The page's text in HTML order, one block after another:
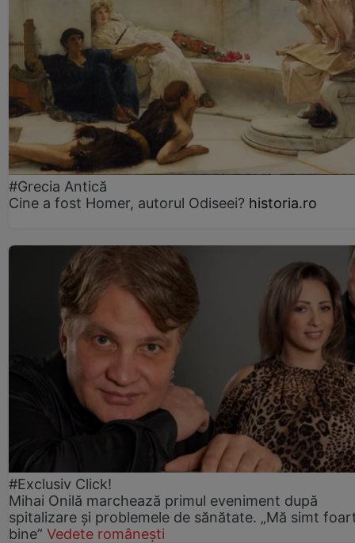
#Grecia Antică
Cine a fost Homer, autorul Odiseei? historia.ro
#Exclusiv Click!
Mihai Onilă marchează primul eveniment după
spitalizare și problemele de sănătate. „Mă simt
bine” Vedete românești